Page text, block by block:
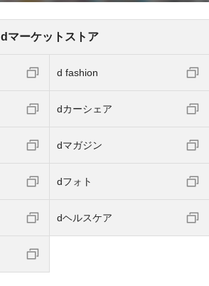
dマーケットストア
d fashion
dカーシェア
dマガジン
dフォト
dヘルスケア